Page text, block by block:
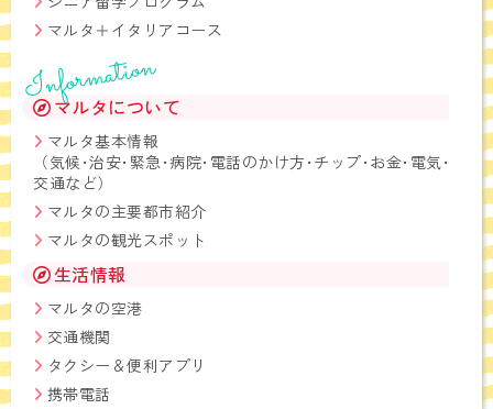
マルタ＋イタリアコース
Information
マルタについて
マルタ基本情報
（気候･治安･緊急･病院･電話のかけ方･チップ･お金･電気･
交通など）
マルタの主要都市紹介
マルタの観光スポット
生活情報
マルタの空港
交通機関
タクシー＆便利アプリ
携帯電話